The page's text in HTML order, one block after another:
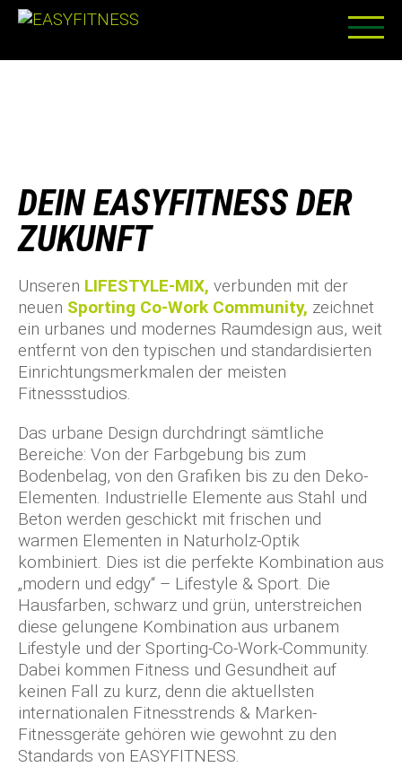
DEIN EASYFITNESS DER
ZUKUNFT
Unseren LIFESTYLE-MIX, verbunden mit der
neuen Sporting Co-Work Community, zeichnet
ein urbanes und modernes Raumdesign aus, weit
entfernt von den typischen und standardisierten
Einrichtungsmerkmalen der meisten
Fitnessstudios.
Das urbane Design durchdringt sämtliche
Bereiche: Von der Farbgebung bis zum
Bodenbelag, von den Grafiken bis zu den Deko-
Elementen. Industrielle Elemente aus Stahl und
Beton werden geschickt mit frischen und
warmen Elementen in Naturholz-Optik
kombiniert. Dies ist die perfekte Kombination aus
„modern und edgy“ – Lifestyle & Sport. Die
Hausfarben, schwarz und grün, unterstreichen
diese gelungene Kombination aus urbanem
Lifestyle und der Sporting-Co-Work-Community.
Dabei kommen Fitness und Gesundheit auf
keinen Fall zu kurz, denn die aktuellsten
internationalen Fitnesstrends & Marken-
Fitnessgeräte gehören wie gewohnt zu den
Standards von EASYFITNESS.